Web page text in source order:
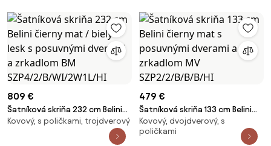
SZP8/0/1W/2DW1L/0/KLAL
809 €
Šatníková skriňa 232 cm Belini
čierny mat / biely lesk s
posuvnými dverami a zrkadlom
Kovový, s poličkami, trojdverový
479 €
Šatníková skriňa 133 cm Belini
čierny mat s posuvnými
dverami a zrkadlom MV
Kovový, dvojdverový, s
poličkami